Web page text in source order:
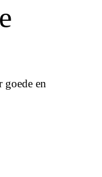
goede en